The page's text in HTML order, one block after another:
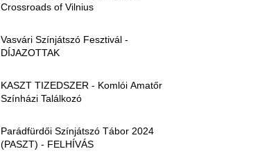
Crossroads of Vilnius
Vasvári Színjátszó Fesztivál -
DÍJAZOTTAK
KASZT TIZEDSZER - Komlói Amatőr
Színházi Találkozó
Parádfürdői Színjátszó Tábor 2024
(PASZT) - FELHÍVÁS